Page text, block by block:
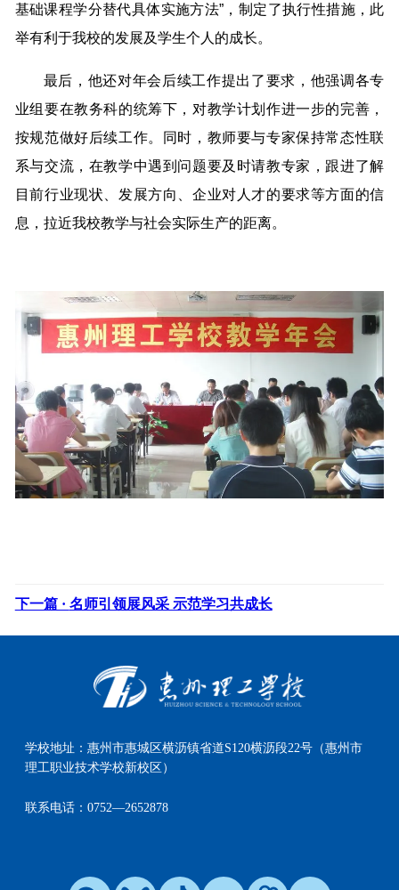
基础课程学分替代具体实施方法”，制定了执行性措施，此
举有利于我校的发展及学生个人的成长。
最后，他还对年会后续工作提出了要求，他强调各专
业组要在教务科的统筹下，对教学计划作进一步的完善，
按规范做好后续工作。同时，教师要与专家保持常态性联
系与交流，在教学中遇到问题要及时请教专家，跟进了解
目前行业现状、发展方向、企业对人才的要求等方面的信
息，拉近我校教学与社会实际生产的距离。
下一篇 · 名师引领展风采 示范学习共成长
学校地址：惠州市惠城区横沥镇省道S120横沥段22号（惠州市
理工职业技术学校新校区）
联系电话：0752—2652878